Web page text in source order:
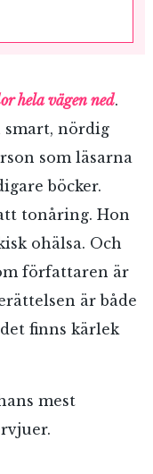
hela vägen ned.
smart, nördig
som läsarna
böcker.
tonåring. Hon
ohälsa. Och
författaren är
är både
finns kärlek
mest